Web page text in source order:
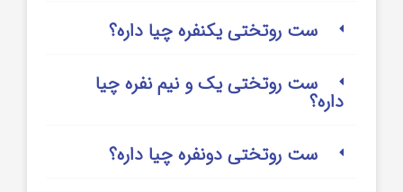
ست روتختی یکنفره چیا داره؟
ست روتختی یک و نیم نفره چیا
داره؟
ست روتختی دونفره چیا داره؟